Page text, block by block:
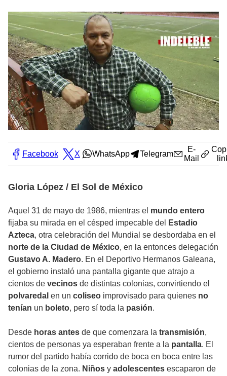
Facebook X WhatsApp Telegram
E-
Mail
Gloria López / El Sol de México
Aquel 31 de mayo de 1986, mientras el mundo entero
fijaba su mirada en el césped impecable del
Estadio
Azteca, otra celebración del Mundial se desbordaba en el
norte de la Ciudad de México, en la entonces delegación
Gustavo A. Madero. En el Deportivo Hermanos Galeana,
el gobierno instaló una pantalla gigante que atrajo a
cientos de vecinos de distintas colonias, convirtiendo el
polvaredal en un coliseo improvisado para quienes no
tenían un boleto, pero sí toda la pasión.
Desde horas antes de que comenzara la transmisión,
cientos de personas ya esperaban frente a la pantalla. El
rumor del partido había corrido de boca en boca entre las
colonias de la zona. Niños y adolescentes escaparon de